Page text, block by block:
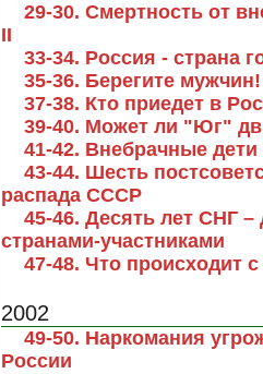
29-30. Смертность от
II
33-34. Россия - страна
35-36. Берегите мужчин!
37-38. Кто приедет в
39-40. Может ли "Юг"
41-42. Внебрачные дети
43-44. Шесть
распада СССР
45-46. Десять лет СНГ
странами-участниками
47-48. Что происходит
2002
49-50. Наркомания
России